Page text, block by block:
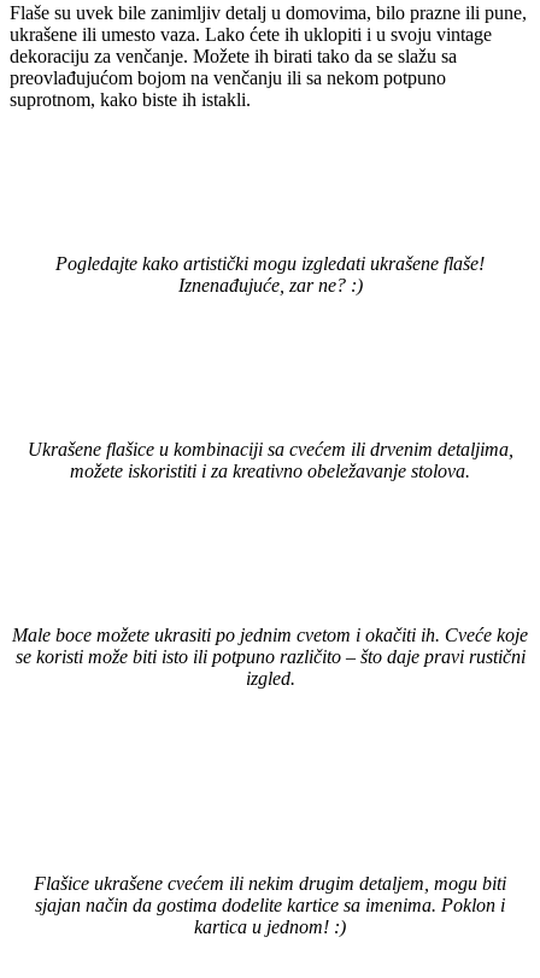
Flaše su uvek bile zanimljiv detalj u domovima, bilo prazne ili pune,
ukrašene ili umesto vaza. Lako ćete ih uklopiti i u svoju vintage
dekoraciju za venčanje. Možete ih birati tako da se slažu sa
preovlađujućom bojom na venčanju ili sa nekom potpuno
suprotnom, kako biste ih istakli.
Pogledajte kako artistički mogu izgledati ukrašene flaše!
Iznenađujuće, zar ne? :)
Ukrašene flašice u kombinaciji sa cvećem ili drvenim detaljima,
možete iskoristiti i za kreativno obeležavanje stolova.
Male boce možete ukrasiti po jednim cvetom i okačiti ih. Cveće koje
se koristi može biti isto ili potpuno različito – što daje pravi rustični
izgled.
Flašice ukrašene cvećem ili nekim drugim detaljem, mogu biti
sjajan način da gostima dodelite kartice sa imenima. Poklon i
kartica u jednom! :)